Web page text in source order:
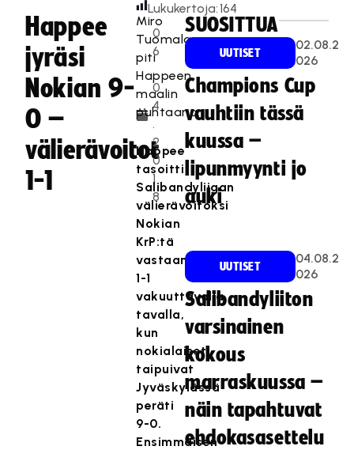
Happee
jyräsi
Nokian 9-
0 –
välierävoitot
1-1
0
6
.
0
4
.
2
0
1
8
Lukukertoja:164
Miro
Tuomala
piti
Happeen
maalin
puhtaana.
Happee
tasoitti
Salibandyliigan
välierävoitoksi
Nokian
KrP:tä
vastaan
1-1
vakuuttavalla
tavalla,
kun
nokialaiset
taipuivat
Jyväskylässä
peräti
9-0.
Ensimmäisen
SUOSITTUA
UUTISET
02.08.2
026
Champions Cup
vauhtiin tässä
kuussa –
lipunmyynti jo
auki
UUTISET
04.08.2
026
Salibandyliiton
varsinainen
kokous
marraskuussa –
näin tapahtuvat
ehdokasasettelu